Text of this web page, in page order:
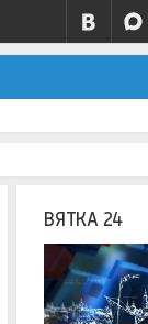
ВЯТКА 24